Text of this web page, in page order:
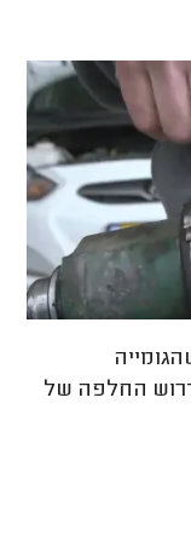
החלפה של